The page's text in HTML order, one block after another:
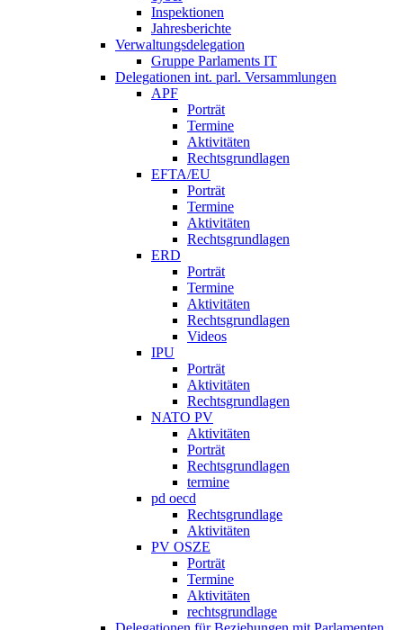
Inspektionen
Jahresberichte
Verwaltungsdelegation
Gruppe Parlaments IT
Delegationen int. parl. Versammlungen
APF
Porträt
Termine
Aktivitäten
Rechtsgrundlagen
EFTA/EU
Porträt
Termine
Aktivitäten
Rechtsgrundlagen
ERD
Porträt
Termine
Aktivitäten
Rechtsgrundlagen
Videos
IPU
Porträt
Aktivitäten
Rechtsgrundlagen
NATO PV
Aktivitäten
Porträt
Rechtsgrundlagen
termine
pd oecd
Rechtsgrundlage
Aktivitäten
PV OSZE
Porträt
Termine
Aktivitäten
rechtsgrundlage